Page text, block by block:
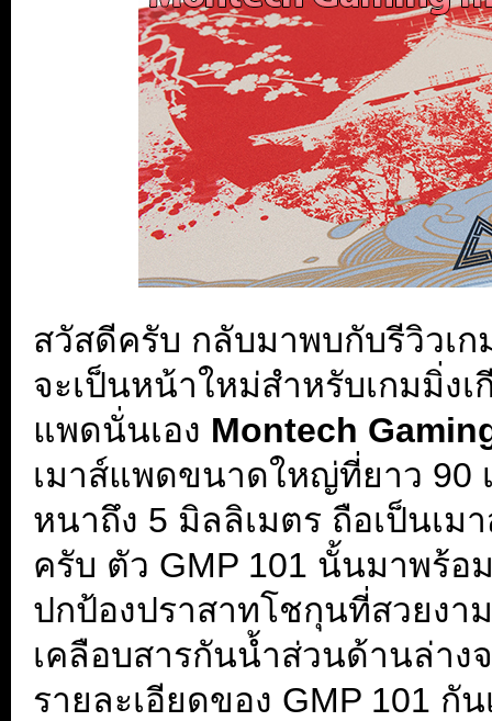
สวัสดีครับ กลับมาพบกับรีวิวเ
จะเป็นหน้าใหม่สำหรับเกมมิ่ง
แพดนั่นเอง Montech
เมาส์แพดขนาดใหญ่ที่ยาว 90
หนาถึง 5 มิลลิเมตร ถือเป็นเ
ครับ ตัว GMP 101 นั้นมาพร้
ปกป้องปราสาทโชกุนที่สวยง
เคลือบสารกันน้ำส่วนด้านล่าง
รายละเอียดของ GMP 101 กัน